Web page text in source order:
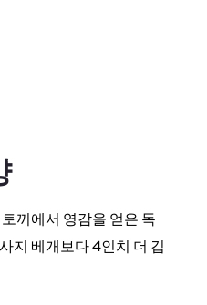
끼에서 영감을 얻은 독
지 베개보다 4인치 더 깁